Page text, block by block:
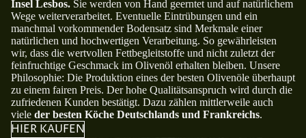
Insel Lesbos. Sie werden von Hand geerntet und auf natürlichem
Wege weiterverarbeitet. Eventuelle Eintrübungen und ein
manchmal vorkommender Bodensatz sind Merkmale einer
natürlichen und hochwertigen Verarbeitung. So gewährleisten
wir, dass die wertvollen Fettbegleitstoffe und nicht zuletzt der
feinfruchtige Geschmack im Olivenöl erhalten bleiben. Unsere
Philosophie: Die Produktion eines der besten Olivenöle überhaupt
zu einem fairen Preis. Der hohe Qualitätsanspruch wird durch die
zufriedenen Kunden bestätigt. Dazu zählen mittlerweile auch
viele der besten Köche Deutschlands und Frankreichs.
HIER KAUFEN